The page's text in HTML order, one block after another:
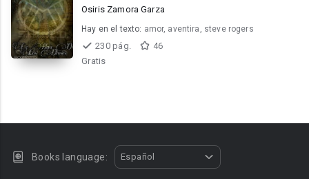
Osiris Zamora Garza
Hay en el texto: amor, aventira, steve rogers
230 pág.
46
Gratis
Books language: Español